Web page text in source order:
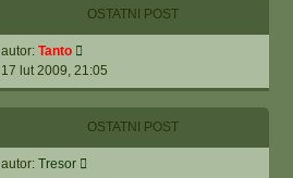
OSTATNI POST
autor: Tanto
17 lut 2009, 21:05
OSTATNI POST
autor: Tresor